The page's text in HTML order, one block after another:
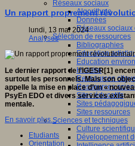
Réseaux sociaux
Algorithme
Données
Réseaux sociaux
Sélection de ressources
Bibliographies
Education
Education
Histoire
Ressources
Ressources
Sites éducatifs
Sites
Sites ressources
Sciences et techniques
Culture
Développement
Un rapport proprement
lundi, 13 mai 2024
Analyses
Le dernier rapport de l’IGESR[1]
surtout les personnels. Mais son
appelle la mise en place d’un «
PsyEn EDO et divers services
mentale.
En savoir plus...
Etudiants
Orientation